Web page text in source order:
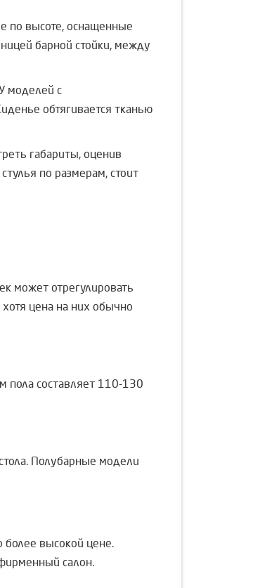
по высоте, оснащенные
барной стойки, между
моделей с
обтягивается тканью
габариты, оценив
по размерам, стоит
может отрегулировать
цена на них обычно
пола составляет 110-130
Полубарные модели
более высокой цене.
салон.